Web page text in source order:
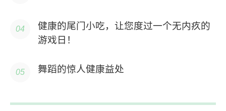
健康的尾门小吃，让您度过一个无内疚的
游戏日！
舞蹈的惊人健康益处